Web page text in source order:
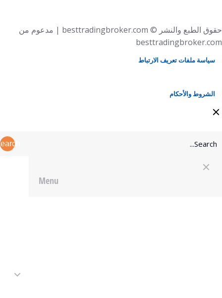
حقوق الطبع والنشر © besttradingbroker.com | مدعوم من
besttradingbroker.com
سياسة ملفات تعريف الارتباط
الشروط والأحكام
Menu